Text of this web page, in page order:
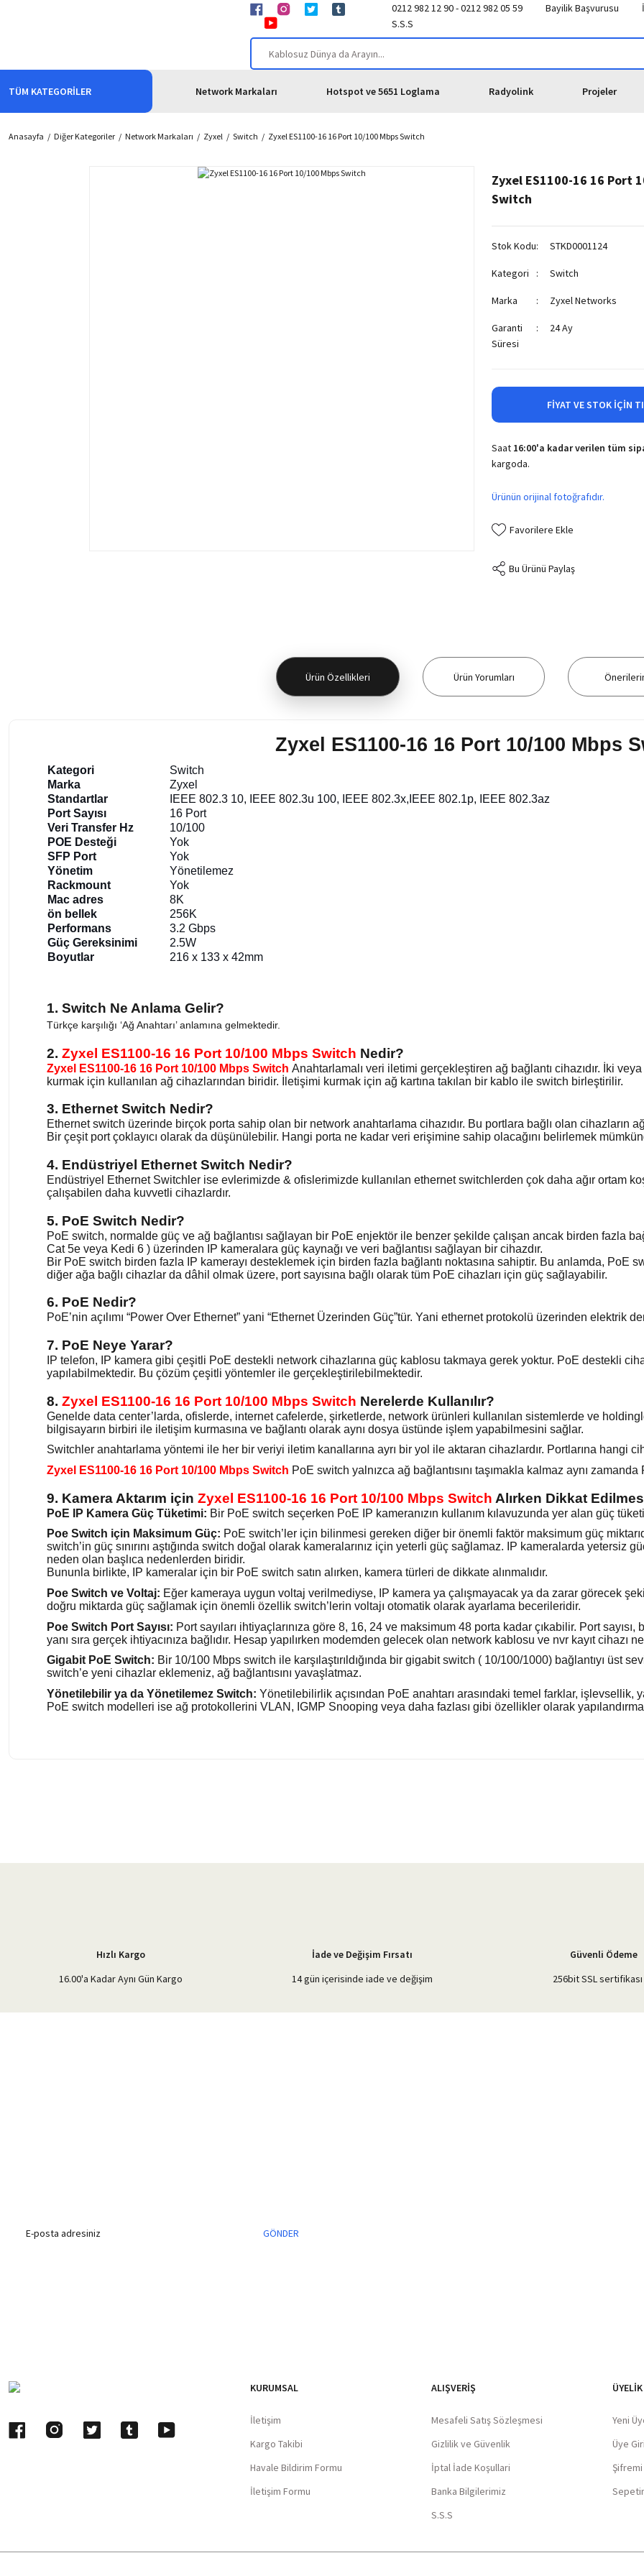
0212 982 12 90 - 0212 982 05 59 Bayilik Başvurusu
S.S.S
TÜM KATEGORİLER Network Markaları Hotspot ve 5651 Loglama Radyolink Projeler
Anasayfa Diğer Kategoriler Network Markaları Zyxel Switch Zyxel ES1100-16 16 Port 10/100 Mbps Switch
Zyxel ES1100-16 16 Port
Switch
Stok Kodu STKD0001124
Kategori Switch
Marka Zyxel Networks
Garanti
Süresi
24 Ay
FIYAT VE STOK İÇIN
Saat 16:00'a kadar verilen tüm
kargoda.
Ürünün orijinal fotoğrafıdır.
Bu Ürünü Paylaş
Ürün Özellikleri Ürün Yorumları
Zyxel ES1100-16 16 Port 10/100 Mbps
Kategori
Switch
Marka
Zyxel
Standartlar
IEEE 802.3 10, IEEE 802.3u 100, IEEE 802.3x,IEEE 802.1p, IEEE 802.3az
Port Sayısı
16 Port
Veri Transfer Hz
10/100
POE Desteği
Yok
SFP Port
Yok
Yönetim
Yönetilemez
Rackmount
Yok
Mac adres
8K
ön bellek
256K
Performans
3.2 Gbps
Güç Gereksinimi
2.5W
Boyutlar
216 x 133 x 42mm
1. Switch Ne Anlama Gelir?
Türkçe karşılığı ‘Ağ Anahtarı’ anlamına gelmektedir.
2. Zyxel ES1100-16 16 Port 10/100 Mbps Switch Nedir?
Zyxel ES1100-16 16 Port 10/100 Mbps Switch Anahtarlamalı veri iletimi gerçekleştiren ağ bağlantı cihazıdır. İki
kurmak için kullanılan ağ cihazlarından biridir. İletişimi kurmak için ağ kartına takılan bir kablo ile switch birleştirilir.
3. Ethernet Switch Nedir?
Ethernet switch üzerinde birçok porta sahip olan bir network anahtarlama cihazıdır. Bu portlara bağlı olan cihazların
Bir çeşit port çoklayıcı olarak da düşünülebilir. Hangi porta ne kadar veri erişimine sahip olacağını belirlemek
4. Endüstriyel Ethernet Switch Nedir?
Endüstriyel Ethernet Switchler ise evlerimizde & ofislerimizde kullanılan ethernet switchlerden çok daha ağır ortam
çalışabilen daha kuvvetli cihazlardır.
5. PoE Switch Nedir?
PoE switch, normalde güç ve ağ bağlantısı sağlayan bir PoE enjektör ile benzer şekilde çalışan ancak birden fazla
Cat 5e veya Kedi 6 ) üzerinden IP kameralara güç kaynağı ve veri bağlantısı sağlayan bir cihazdır.
Bir PoE switch birden fazla IP kamerayı desteklemek için birden fazla bağlantı noktasına sahiptir. Bu anlamda, PoE
diğer ağa bağlı cihazlar da dâhil olmak üzere, port sayısına bağlı olarak tüm PoE cihazları için güç sağlayabilir.
6. PoE Nedir?
PoE’nin açılımı “Power Over Ethernet” yani “Ethernet Üzerinden Güç”tür. Yani ethernet protokolü üzerinden elektrik
7. PoE Neye Yarar?
IP telefon, IP kamera gibi çeşitli PoE destekli network cihazlarına güç kablosu takmaya gerek yoktur. PoE destekli
yapılabilmektedir. Bu çözüm çeşitli yöntemler ile gerçekleştirilebilmektedir.
8. Zyxel ES1100-16 16 Port 10/100 Mbps Switch Nerelerde Kullanılır?
Genelde data center’larda, ofislerde, internet cafelerde, şirketlerde, network ürünleri kullanılan sistemlerde ve
bilgisayarın birbiri ile iletişim kurmasına ve bağlantı olarak aynı dosya üstünde işlem yapabilmesini sağlar.
Switchler anahtarlama yöntemi ile her bir veriyi iletim kanallarına ayrı bir yol ile aktaran cihazlardır. Portlarına hangi
Zyxel ES1100-16 16 Port 10/100 Mbps Switch PoE switch yalnızca ağ bağlantısını taşımakla kalmaz aynı
9. Kamera Aktarım için Zyxel ES1100-16 16 Port 10/100 Mbps Switch Alırken Dikkat
PoE IP Kamera Güç Tüketimi: Bir PoE switch seçerken PoE IP kameranızın kullanım kılavuzunda yer alan güç
Poe Switch için Maksimum Güç: PoE switch’ler için bilinmesi gereken diğer bir önemli faktör maksimum güç
switch’in güç sınırını aştığında switch doğal olarak kameralarınız için yeterli güç sağlamaz. IP kameralarda yetersiz
neden olan başlıca nedenlerden biridir.
Bununla birlikte, IP kameralar için bir PoE switch satın alırken, kamera türleri de dikkate alınmalıdır.
Poe Switch ve Voltaj: Eğer kameraya uygun voltaj verilmediyse, IP kamera ya çalışmayacak ya da zarar görecek
doğru miktarda güç sağlamak için önemli özellik switch’lerin voltajı otomatik olarak ayarlama becerileridir.
Poe Switch Port Sayısı: Port sayıları ihtiyaçlarınıza göre 8, 16, 24 ve maksimum 48 porta kadar çıkabilir. Port
yanı sıra gerçek ihtiyacınıza bağlıdır. Hesap yapılırken modemden gelecek olan network kablosu ve nvr kayıt cihazı
Gigabit PoE Switch: Bir 10/100 Mbps switch ile karşılaştırıldığında bir gigabit switch ( 10/100/1000) bağlantıyı üst
switch’e yeni cihazlar eklemeniz, ağ bağlantısını yavaşlatmaz.
Yönetilebilir ya da Yönetilemez Switch: Yönetilebilirlik açısından PoE anahtarı arasındaki temel farklar, işlevsellik,
PoE switch modelleri ise ağ protokollerini VLAN, IGMP Snooping veya daha fazlası gibi özellikler olarak
Hızlı Kargo
16.00'a Kadar Aynı Gün Kargo
İade ve Değişim Fırsatı
14 gün içerisinde iade ve değişim
Güvenli Ödeme
256bit SSL
GÖNDER
KURUMSAL
İletişim
Kargo Takibi
Havale Bildirim Formu
İletişim Formu
ALIŞVERIŞ
Mesafeli Satış Sözleşmesi
Gizlilik ve Güvenlik
İptal İade Koşullari
Banka Bilgilerimiz
S.S.S
ÜYELİK
Yeni
Üye